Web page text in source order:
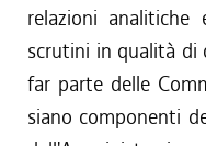
relazioni
scrutini in qualità di
far parte delle
siano componenti